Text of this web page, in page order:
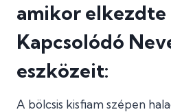
amikor elkezdte
Kapcsolódó
eszközeit:
A bölcsis kisfiam szépen